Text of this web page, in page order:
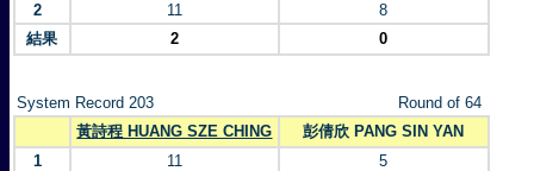
2
11
8
結果
2 0
System Record 203
Round of 64
黃詩程 HUANG SZE CHING
彭倩欣 PANG SIN YAN
1
11
5